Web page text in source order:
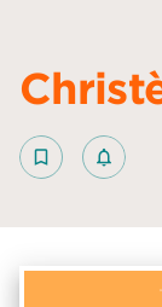
bookmark_border